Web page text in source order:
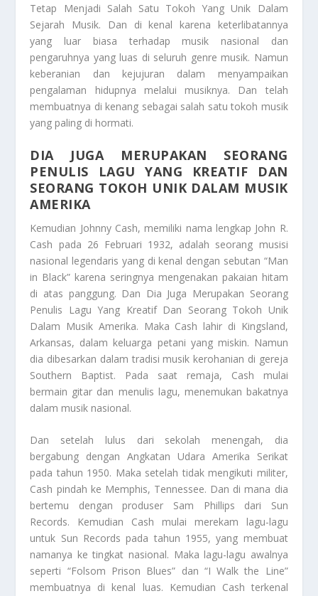
Tetap Menjadi Salah Satu Tokoh Yang Unik Dalam
Sejarah Musik. Dan di kenal karena keterlibatannya
yang luar biasa terhadap musik nasional dan
pengaruhnya yang luas di seluruh genre musik. Namun
keberanian dan kejujuran dalam menyampaikan
pengalaman hidupnya melalui musiknya. Dan telah
membuatnya di kenang sebagai salah satu tokoh musik
yang paling di hormati.
DIA JUGA MERUPAKAN SEORANG
PENULIS LAGU YANG KREATIF DAN
SEORANG TOKOH UNIK DALAM MUSIK
AMERIKA
Kemudian Johnny Cash, memiliki nama lengkap John R.
Cash pada 26 Februari 1932, adalah seorang musisi
nasional legendaris yang di kenal dengan sebutan “Man
in Black” karena seringnya mengenakan pakaian hitam
di atas panggung. Dan Dia Juga Merupakan Seorang
Penulis Lagu Yang Kreatif Dan Seorang Tokoh Unik
Dalam Musik Amerika. Maka Cash lahir di Kingsland,
Arkansas, dalam keluarga petani yang miskin. Namun
dia dibesarkan dalam tradisi musik kerohanian di gereja
Southern Baptist. Pada saat remaja, Cash mulai
bermain gitar dan menulis lagu, menemukan bakatnya
dalam musik nasional.
Dan setelah lulus dari sekolah menengah, dia
bergabung dengan Angkatan Udara Amerika Serikat
pada tahun 1950. Maka setelah tidak mengikuti militer,
Cash pindah ke Memphis, Tennessee. Dan di mana dia
bertemu dengan produser Sam Phillips dari Sun
Records. Kemudian Cash mulai merekam lagu-lagu
untuk Sun Records pada tahun 1955, yang membuat
namanya ke tingkat nasional. Maka lagu-lagu awalnya
seperti “Folsom Prison Blues” dan “I Walk the Line”
membuatnya di kenal luas. Kemudian Cash terkenal